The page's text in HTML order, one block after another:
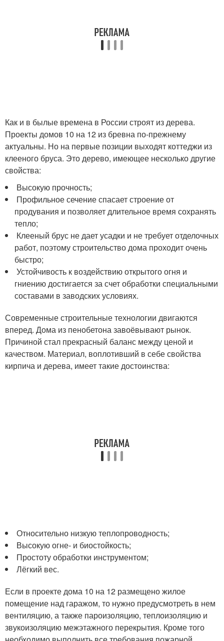
Как и в былые времена в России строят из дерева.
Проекты домов 10 на 12 из бревна по-прежнему
актуальны. Но на первые позиции выходят коттеджи из
клееного бруса. Это дерево, имеющее несколько другие
свойства:
Высокую прочность;
Профильное сечение спасает строение от
продувания и позволяет длительное время сохранять
тепло;
Клееный брус не дает усадки и не требует отделочных
работ, поэтому строительство дома проходит очень
быстро;
Устойчивость к воздействию открытого огня и
гниению достигается за счет обработки специальными
составами в заводских условиях.
Современные строительные технологии двигаются
вперед. Дома из пенобетона завоёвывают рынок.
Причиной стал прекрасный баланс между ценой и
качеством. Материал, воплотивший в себе свойства
кирпича и дерева, имеет такие достоинства:
Относительно низкую теплопроводность;
Высокую огне- и биостойкость;
Простоту обработки инструментом;
Лёгкий вес.
Если в проекте дома 10 на 12 размещено жилое
помещение над гаражом, то нужно предусмотреть в нем
вентиляцию, а также пароизоляцию, теплоизоляцию и
звукоизоляцию межэтажного перекрытия. Кроме того